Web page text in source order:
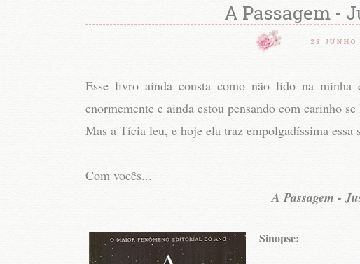
A Passagem -
28 JUNHO
Esse livro ainda consta como não lido na minha
enormemente e ainda estou pensando com carinho
Mas a Tícia leu, e hoje ela traz empolgadíssima essa
Com vocês...
A Passagem -
Sinopse: